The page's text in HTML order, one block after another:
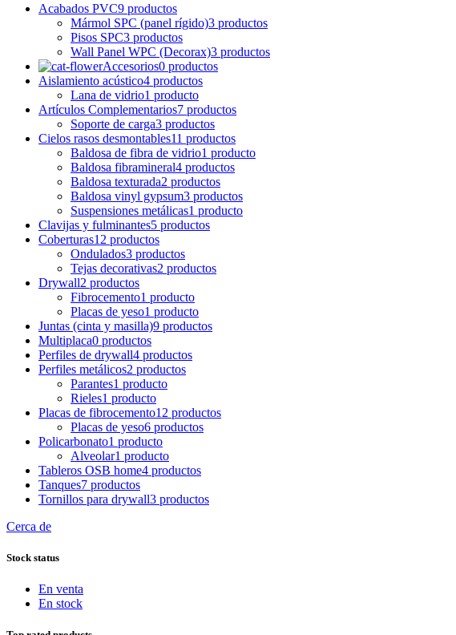
Acabados PVC9 productos
Mármol SPC (panel rígido)3 productos
Pisos SPC3 productos
Wall Panel WPC (Decorax)3 productos
Accesorios0 productos
Aislamiento acústico4 productos
Lana de vidrio1 producto
Artículos Complementarios7 productos
Soporte de carga3 productos
Cielos rasos desmontables11 productos
Baldosa de fibra de vidrio1 producto
Baldosa fibramineral4 productos
Baldosa texturada2 productos
Baldosa vinyl gypsum3 productos
Suspensiones metálicas1 producto
Clavijas y fulminantes5 productos
Coberturas12 productos
Ondulados3 productos
Tejas decorativas2 productos
Drywall2 productos
Fibrocemento1 producto
Placas de yeso1 producto
Juntas (cinta y masilla)9 productos
Multiplaca0 productos
Perfiles de drywall4 productos
Perfiles metálicos2 productos
Parantes1 producto
Rieles1 producto
Placas de fibrocemento12 productos
Placas de yeso6 productos
Policarbonato1 producto
Alveolar1 producto
Tableros OSB home4 productos
Tanques7 productos
Tornillos para drywall3 productos
Cerca de
Stock status
En venta
En stock